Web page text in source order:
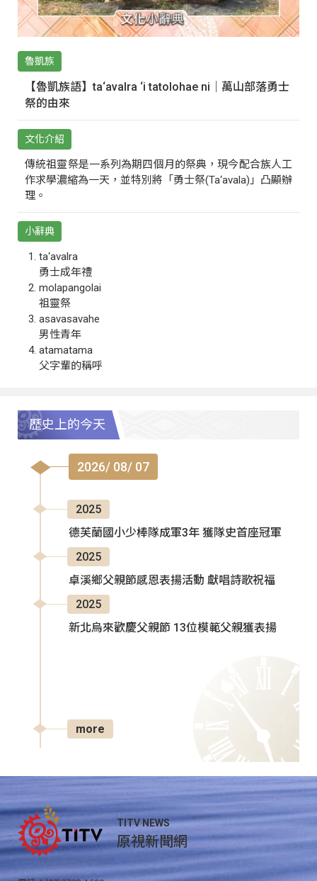
魯凱族
【魯凱族語】ta‘avalra ‘i tatolohae ni｜萬山部落勇士
祭的由來
文化介紹
傳統祖靈祭是一系列為期四個月的祭典，現今配合族人工
作求學濃縮為一天，並特別將「勇士祭(Ta‘avala)」凸顯辦
理。
小辭典
ta‘avalra
勇士成年禮
molapangolai
祖靈祭
asavasavahe
男性青年
atamatama
父字輩的稱呼
歷史上的今天
2026/ 08/ 07
2025
德芙蘭國小少棒隊成軍3年 獲隊史首座冠軍
2025
卓溪鄉父親節感恩表揚活動 獻唱詩歌祝福
2025
新北烏來歡慶父親節 13位模範父親獲表揚
more
TITV NEWS
原視新聞網